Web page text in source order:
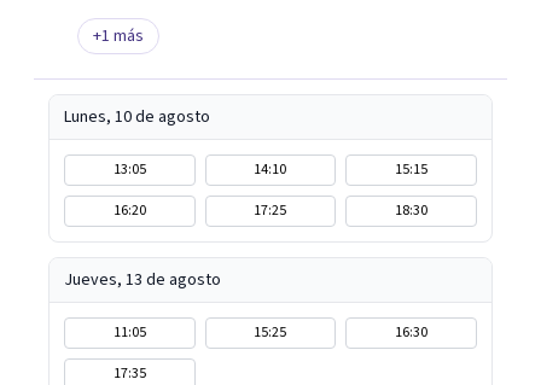
+1 más
Lunes, 10 de agosto
13:05 14:10
15:15
16:20
17:25 18:30
Jueves, 13 de agosto
11:05 15:25
16:30
17:35